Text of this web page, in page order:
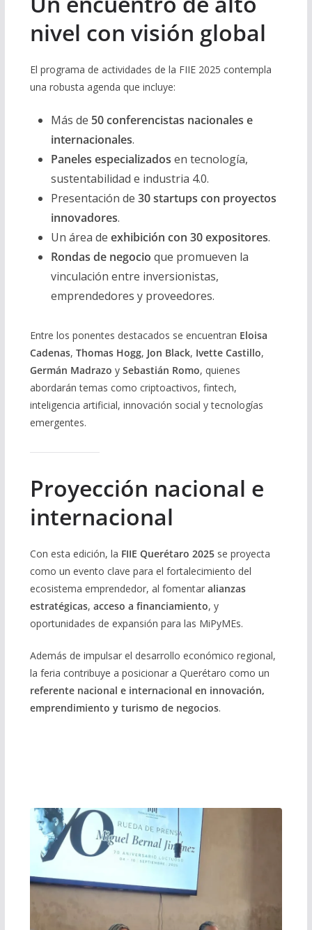
nivel con visión global
El programa de actividades de la FIIE 2025 contempla
una robusta agenda que incluye:
Más de 50 conferencistas nacionales e
internacionales.
Paneles especializados en tecnología,
sustentabilidad e industria 4.0.
Presentación de 30 startups con proyectos
innovadores.
Un área de exhibición con 30 expositores.
Rondas de negocio que promueven la
vinculación entre inversionistas,
emprendedores y proveedores.
Entre los ponentes destacados se encuentran Eloisa
Cadenas, Thomas Hogg, Jon Black, Ivette Castillo,
Germán Madrazo y Sebastián Romo, quienes
abordarán temas como criptoactivos, fintech,
inteligencia artificial, innovación social y tecnologías
emergentes.
Proyección nacional e
internacional
Con esta edición, la FIIE Querétaro 2025se proyecta
como un evento clave para el fortalecimiento del
ecosistema emprendedor, al fomentar alianzas
estratégicas, acceso a financiamiento, y
oportunidades de expansión para las MiPyMEs.
Además de impulsar el desarrollo económico regional,
la feria contribuye a posicionar a Querétaro como un
referente nacional e internacional en innovación,
emprendimiento y turismo de negocios.